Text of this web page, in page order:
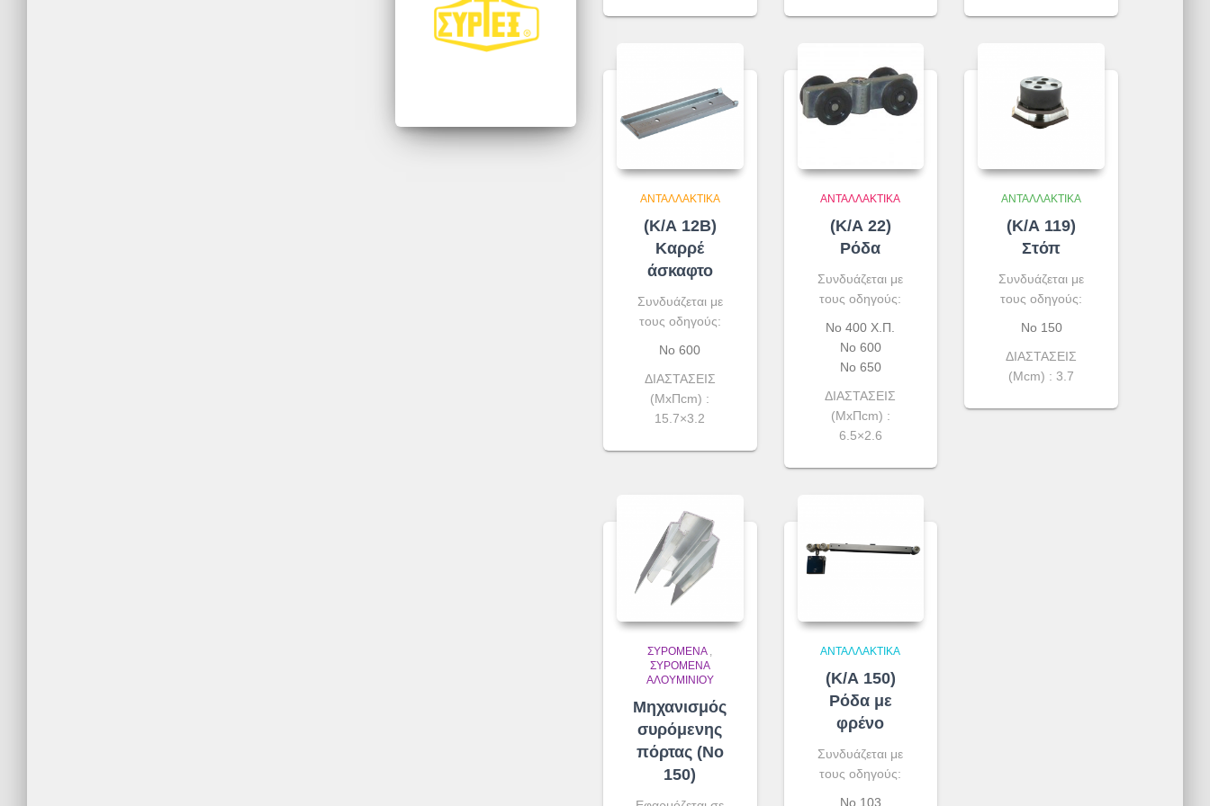
ΑΝΤΑΛΛΑΚΤΙΚΆ
(Κ/Α 12Β)
Καρρέ
άσκαφτο
Συνδυάζεται με
τους οδηγούς:
No 600
ΔΙΑΣΤΑΣΕΙΣ
(ΜxΠcm) :
15.7×3.2
ΑΝΤΑΛΛΑΚΤΙΚΆ
(Κ/Α 22)
Ρόδα
Συνδυάζεται με
τους οδηγούς:
No 400 Χ.Π.
Νο 600
Νο 650
ΔΙΑΣΤΑΣΕΙΣ
(ΜxΠcm) :
6.5×2.6
ΑΝΤΑΛΛΑΚΤΙΚΆ
(Κ/Α 119)
Στόπ
Συνδυάζεται με
τους οδηγούς:
Νο 150
ΔΙΑΣΤΑΣΕΙΣ
(Μcm) : 3.7
ΣΥΡΌΜΕΝΑ,
ΣΥΡΌΜΕΝΑ
ΑΛΟΥΜΙΝΊΟΥ
Μηχανισμός
συρόμενης
πόρτας (No
150)
ΑΝΤΑΛΛΑΚΤΙΚΆ
(Κ/Α 150)
Ρόδα με
φρένο
Συνδυάζεται με
τους οδηγούς:
Νο 103